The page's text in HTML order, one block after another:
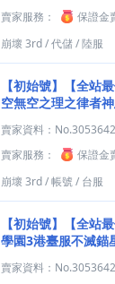
賣家服務：
保證金
崩壞 3rd/代儲/陸服
【初始號】【全站
空無空之理之律者
賣家資料： No.3053642
賣家服務：
保證金
崩壞 3rd/帳號/ 台服
【初始號】【全站
學園3港臺服不滅錨
賣家資料： No.3053642